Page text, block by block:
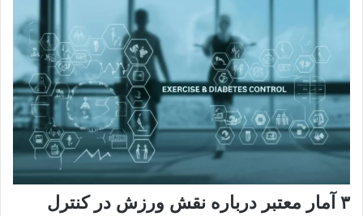
۳ آمار معتبر درباره نقش ورزش در کنترل